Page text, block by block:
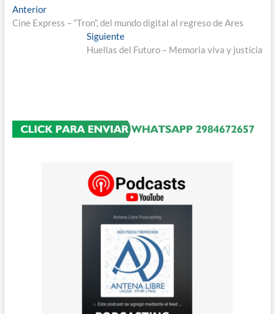
Navegación
de
AnteriorEntrada
anterior:
Cine Express – “Tron”, del mundo digital al regreso de Ares
SiguienteEntrada
siguiente:
Huellas del Futuro – Memoria viva y justicia